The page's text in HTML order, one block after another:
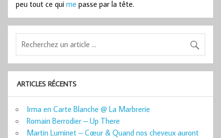
peu tout ce qui me passe par la tête.
ARTICLES RÉCENTS
Irma en Carte Blanche @ La Marbrerie
Romain Berrodier – Up There
Martin Luminet – Cœur & Quand nos cheveux auront